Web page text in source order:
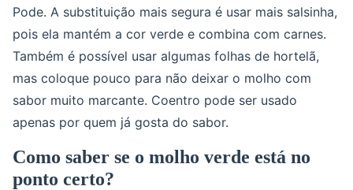
Pode. A substituição mais segura é usar mais salsinha,
pois ela mantém a cor verde e combina com carnes.
Também é possível usar algumas folhas de hortelã,
mas coloque pouco para não deixar o molho com
sabor muito marcante. Coentro pode ser usado
apenas por quem já gosta do sabor.
Como saber se o molho verde está no
ponto certo?